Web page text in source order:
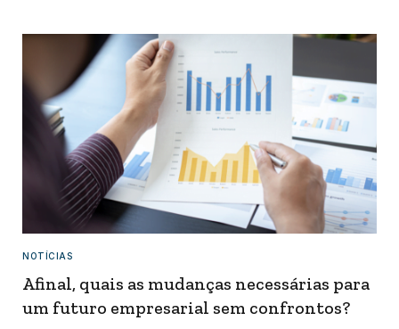
NOTÍCIAS
Afinal, quais as mudanças necessárias para
um futuro empresarial sem confrontos?